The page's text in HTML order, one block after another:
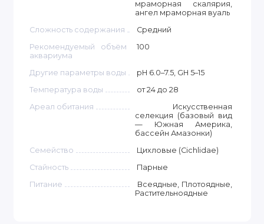
мраморная скалярия,
ангел мраморная вуаль
Сложность содержания
Средний
Рекомендуемый объём
аквариума
100
Другие параметры воды
pH 6.0–7.5, GH 5–15
Температура воды
от 24 до 28
Ареал обитания
Искусственная
селекция (базовый вид
— Южная Америка,
бассейн Амазонки)
Семейство
Цихловые (Cichlidae)
Стайность
Парные
Питание
Всеядные, Плотоядные,
Растительноядные